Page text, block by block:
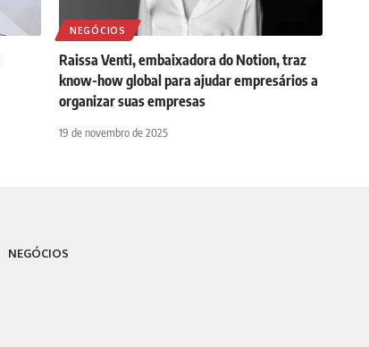
NEGÓCIOS
Raissa Venti, embaixadora do Notion, traz
know-how global para ajudar empresários a
organizar suas empresas
19 de novembro de 2025
NEGÓCIOS